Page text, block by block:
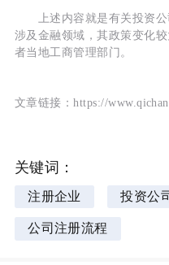
上述内容就是有关投资公
涉及金融领域，其政策变化
者当地工商管理部门。
文章链接：https://
关键词：
注册企业 投资公
公司注册流程